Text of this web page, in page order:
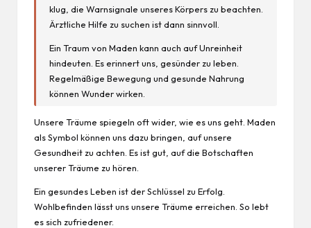
klug, die Warnsignale unseres Körpers zu beachten.
Ärztliche Hilfe zu suchen ist dann sinnvoll.
Ein Traum von Maden kann auch auf Unreinheit
hindeuten. Es erinnert uns, gesünder zu leben.
Regelmäßige Bewegung und gesunde Nahrung
können Wunder wirken.
Unsere Träume spiegeln oft wider, wie es uns geht. Maden
als Symbol können uns dazu bringen, auf unsere
Gesundheit zu achten. Es ist gut, auf die Botschaften
unserer Träume zu hören.
Ein gesundes Leben ist der Schlüssel zu Erfolg.
Wohlbefinden lässt uns unsere Träume erreichen. So lebt
es sich zufriedener.